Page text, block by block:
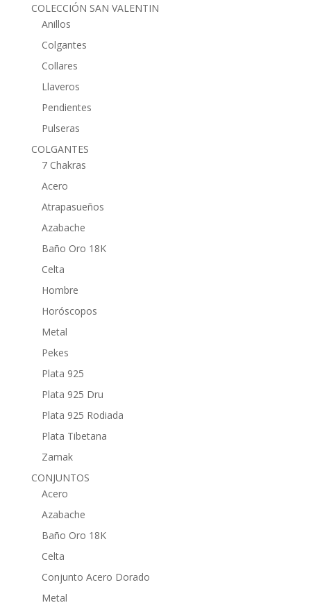
COLECCIÓN SAN VALENTIN
Anillos
Colgantes
Collares
Llaveros
Pendientes
Pulseras
COLGANTES
7 Chakras
Acero
Atrapasueños
Azabache
Baño Oro 18K
Celta
Hombre
Horóscopos
Metal
Pekes
Plata 925
Plata 925 Dru
Plata 925 Rodiada
Plata Tibetana
Zamak
CONJUNTOS
Acero
Azabache
Baño Oro 18K
Celta
Conjunto Acero Dorado
Metal